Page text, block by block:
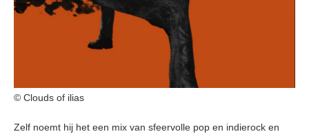
© Clouds of ilias
Zelf noemt hij het een mix van sfeervolle pop en indierock en